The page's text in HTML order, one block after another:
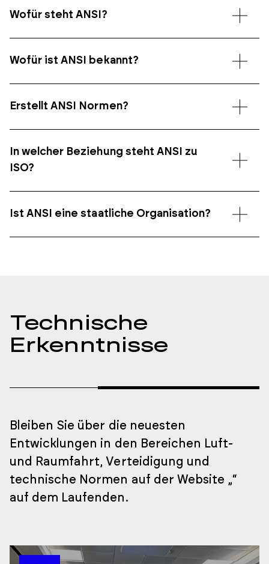
Wofür steht ANSI?
Wofür ist ANSI bekannt?
Erstellt ANSI Normen?
In welcher Beziehung steht ANSI zu
ISO?
Ist ANSI eine staatliche Organisation?
Technische
Erkenntnisse
Bleiben Sie über die neuesten
Entwicklungen in den Bereichen Luft-
und Raumfahrt, Verteidigung und
technische Normen auf der Website „“
auf dem Laufenden.